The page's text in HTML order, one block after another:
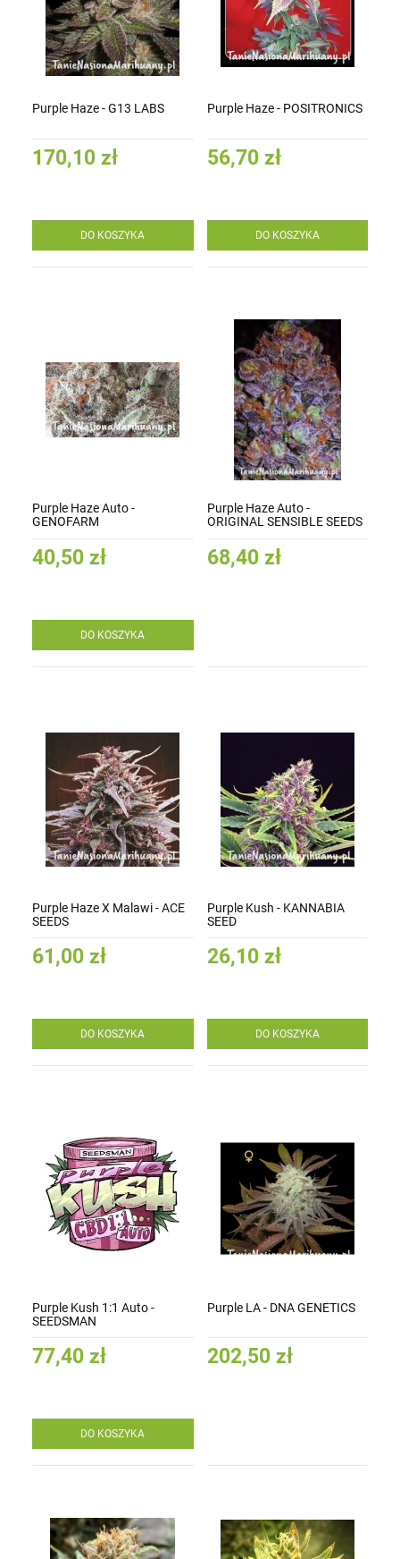
Purple Haze - G13 LABS
170,10 zł
DO KOSZYKA
Purple Haze - POSITRONICS
56,70 zł
DO KOSZYKA
Purple Haze Auto -
GENOFARM
40,50 zł
DO KOSZYKA
Purple Haze Auto -
ORIGINAL SENSIBLE SEEDS
68,40 zł
Purple Haze X Malawi - ACE
SEEDS
61,00 zł
DO KOSZYKA
Purple Kush - KANNABIA
SEED
26,10 zł
DO KOSZYKA
Purple Kush 1:1 Auto -
SEEDSMAN
77,40 zł
DO KOSZYKA
Purple LA - DNA GENETICS
202,50 zł